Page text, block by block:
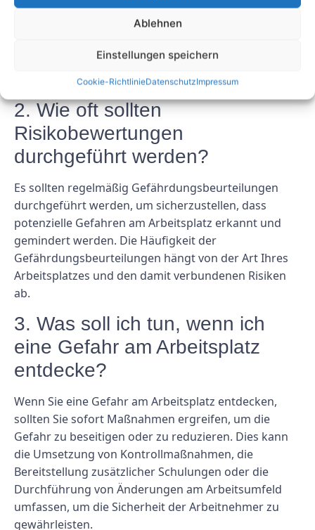
Ablehnen
Einstellungen speichern
Cookie-RichtlinieDatenschutzImpressum
Die UVV BGR 500 ist eine Verordnung in Deutschland,
die den Arbeitsschutz regelt. Es deckt ein breites
Schulung, Wartung und persönliche
Schutzausrüstung.
2. Wie oft sollten
Risikobewertungen
durchgeführt werden?
Es sollten regelmäßig Gefährdungsbeurteilungen
durchgeführt werden, um sicherzustellen, dass
potenzielle Gefahren am Arbeitsplatz erkannt und
gemindert werden. Die Häufigkeit der
Gefährdungsbeurteilungen hängt von der Art Ihres
Arbeitsplatzes und den damit verbundenen Risiken
ab.
3. Was soll ich tun, wenn ich
eine Gefahr am Arbeitsplatz
entdecke?
Wenn Sie eine Gefahr am Arbeitsplatz entdecken,
sollten Sie sofort Maßnahmen ergreifen, um die
Gefahr zu beseitigen oder zu reduzieren. Dies kann
die Umsetzung von Kontrollmaßnahmen, die
Bereitstellung zusätzlicher Schulungen oder die
Durchführung von Änderungen am Arbeitsumfeld
umfassen, um die Sicherheit der Arbeitnehmer zu
gewährleisten.